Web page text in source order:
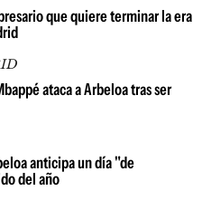
que quiere terminar la era
ataca a Arbeloa tras ser
anticipa un día "de
del año